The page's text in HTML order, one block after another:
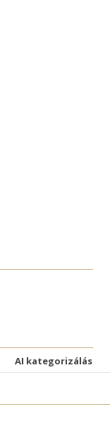
AI kategorizálás